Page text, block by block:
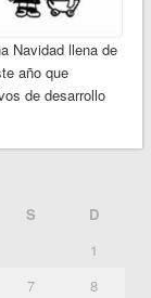
Navidad llena de
año que
de desarrollo
S
D
1
7
8